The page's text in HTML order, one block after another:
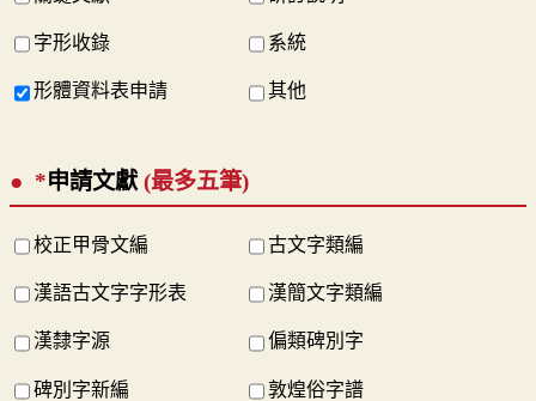
字形收錄 系統
形體資料表申請 其他
*申請文獻 (最多五筆)
校正甲骨文編 古文字類編
漢語古文字字形表 漢簡文字類編
漢隸字源 偏類碑別字
碑別字新編 敦煌俗字譜